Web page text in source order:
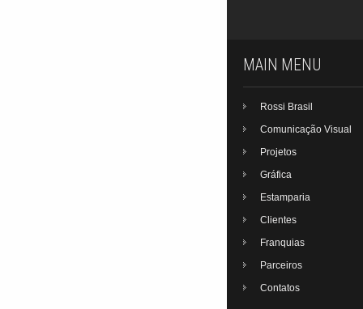
MAIN MENU
Rossi Brasil
Comunicação Visual
Projetos
Gráfica
Estamparia
Clientes
Franquias
Parceiros
Contatos